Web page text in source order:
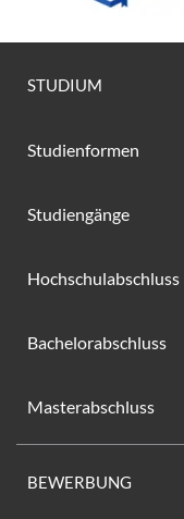
STUDIUM
Studienformen
Studiengänge
Hochschulabschluss
Bachelorabschluss
Masterabschluss
BEWERBUNG